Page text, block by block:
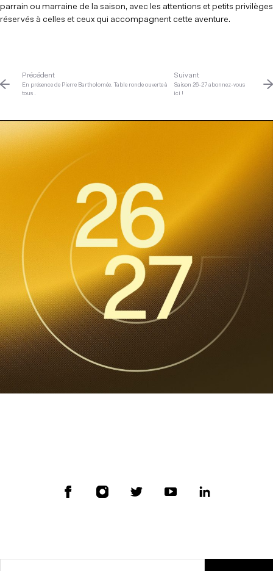
parrain ou marraine de la saison, avec les attentions et petits privilèges
réservés à celles et ceux qui accompagnent cette aventure.
Précédent
En présence de Pierre Bartholomée. Table ronde ouverte à
tous .
Suivant
Saison 26-27 abonnez-vous
ici !